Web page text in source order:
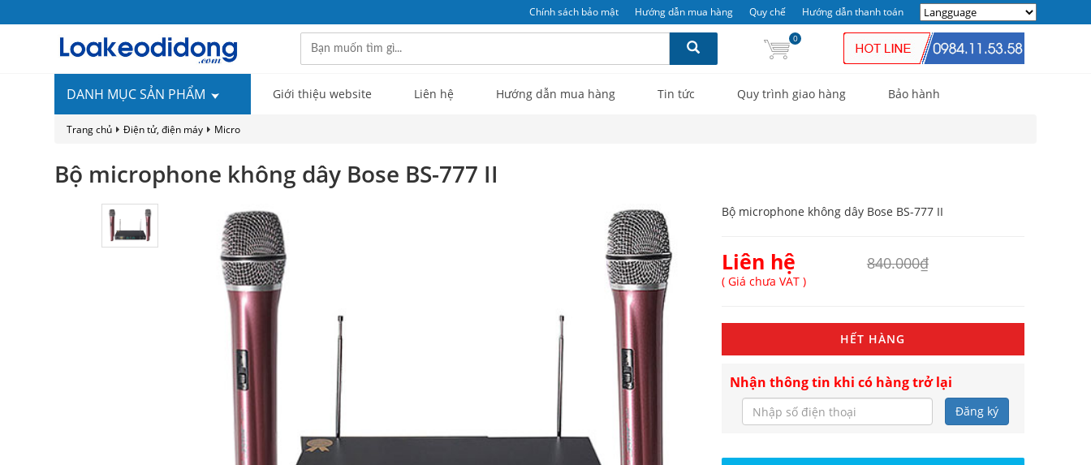
Chính sách bảo mật Hướng dẫn mua hàng Quy chế Hướng dẫn thanh toán
0
DANH MỤC SẢN PHẨM Giới thiệu website Liên hệ Hướng dẫn mua hàng Tin tức Quy trình giao hàng Bảo hành
Trang chủ Điện tử, điện máy Micro
Bộ microphone không dây Bose BS-777 II
Bộ microphone không dây Bose BS-777 II
Liên hệ 840.000₫
( Giá chưa VAT )
HẾT HÀNG
Nhận thông tin khi có hàng trở lại
Đăng ký